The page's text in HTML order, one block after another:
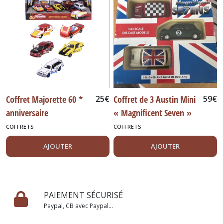
Coffret Majorette 60 *
anniversaire
25€
COFFRETS
AJOUTER
Coffret de 3 Austin Mini
« Magnificent Seven »
59€
COFFRETS
AJOUTER
PAIEMENT SÉCURISÉ
Paypal, CB avec Paypal...